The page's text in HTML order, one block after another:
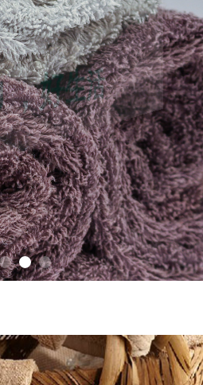
GOOD
好生活